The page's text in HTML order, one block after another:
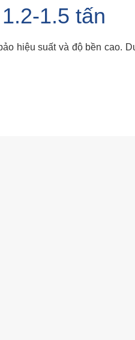
1.5 tấn
hiệu suất và độ bền cao.